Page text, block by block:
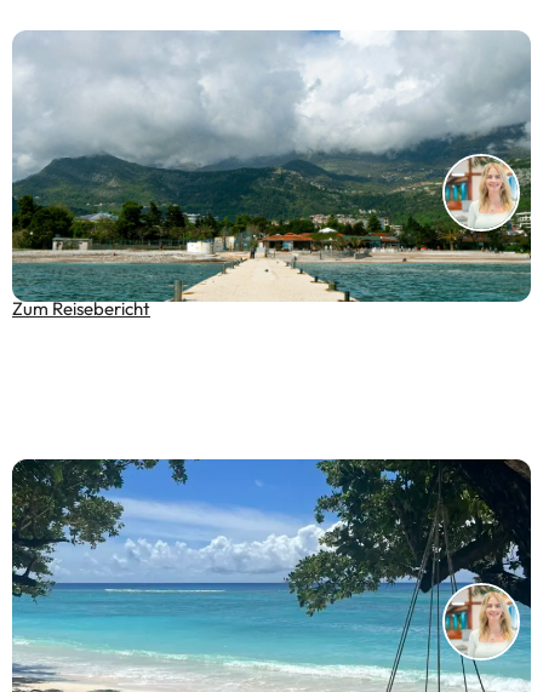
Kroatien zum Verlieben – Mein Reisebericht aus der
Kvarner Bucht
Zum Reisebericht
Seychellen Inselhopping: Meine Rundreise über Mahé,